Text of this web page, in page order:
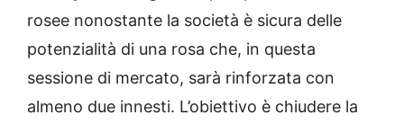
rosee nonostante la società è sicura delle
potenzialità di una rosa che, in questa
sessione di mercato, sarà rinforzata con
almeno due innesti. L’obiettivo è chiudere la